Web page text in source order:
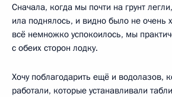
Сначала, когда мы почти на грунт
ила поднялось, и видно было не очень
всё немножко успокоилось, мы
с обеих сторон лодку.
Хочу поблагодарить ещё и водолазов,
работали, которые устанавливали